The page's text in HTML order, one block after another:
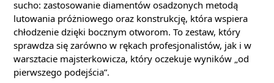
sucho: zastosowanie diamentów osadzonych metodą
lutowania próżniowego oraz konstrukcję, która wspiera
chłodzenie dzięki bocznym otworom. To zestaw, który
sprawdza się zarówno w rękach profesjonalistów, jak i w
warsztacie majsterkowicza, który oczekuje wyników „od
pierwszego podejścia”.